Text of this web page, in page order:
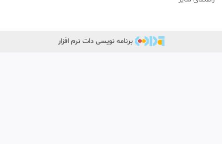
برنامه نویسی دات نرم افزار